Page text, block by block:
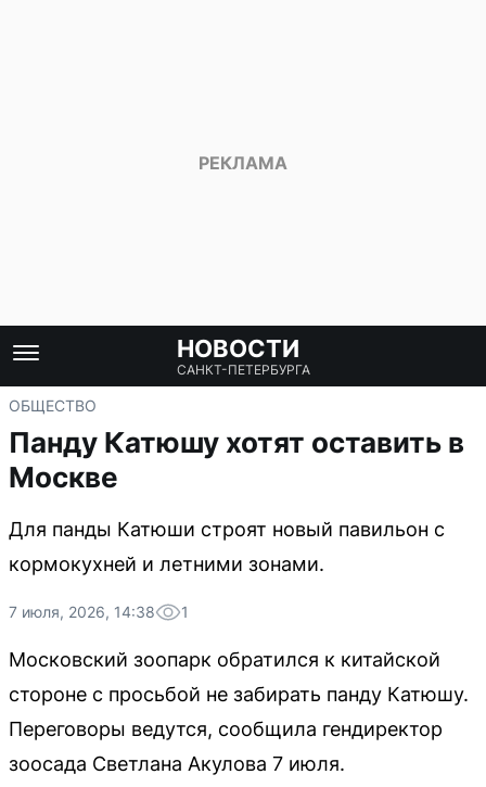
НОВОСТИ
САНКТ-ПЕТЕРБУРГА
ОБЩЕСТВО
Панду Катюшу хотят оставить в
Москве
Для панды Катюши строят новый павильон с
кормокухней и летними зонами.
7 июля, 2026, 14:38 1
Московский зоопарк обратился к китайской
стороне с просьбой не забирать панду Катюшу.
Переговоры ведутся, сообщила гендиректор
зоосада Светлана Акулова 7 июля.